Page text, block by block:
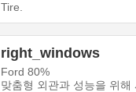
Tire.
right_windows
Ford 80%
맞춤형 외관과 성능을 위해